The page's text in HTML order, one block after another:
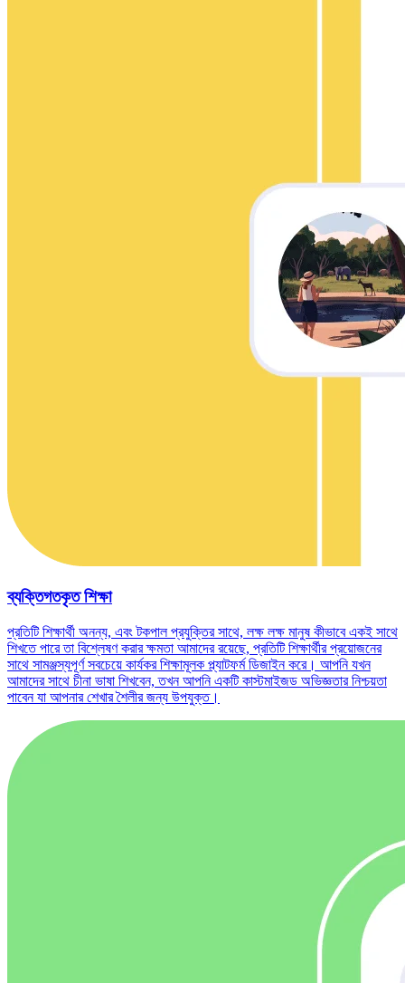
ব্যক্তিগতকৃত শিক্ষা
প্রতিটি শিক্ষার্থী অনন্য, এবং টকপাল প্রযুক্তির সাথে, লক্ষ লক্ষ মানুষ কীভাবে একই সাথে
শিখতে পারে তা বিশ্লেষণ করার ক্ষমতা আমাদের রয়েছে, প্রতিটি শিক্ষার্থীর প্রয়োজনের
সাথে সামঞ্জস্যপূর্ণ সবচেয়ে কার্যকর শিক্ষামূলক প্ল্যাটফর্ম ডিজাইন করে। আপনি যখন
আমাদের সাথে চীনা ভাষা শিখবেন, তখন আপনি একটি কাস্টমাইজড অভিজ্ঞতার নিশ্চয়তা
পাবেন যা আপনার শেখার শৈলীর জন্য উপযুক্ত।